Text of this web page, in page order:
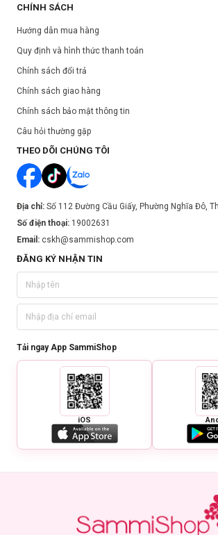
CHÍNH SÁCH
Hướng dẫn mua hàng
Quy định và hình thức thanh toán
Chính sách đổi trả
Chính sách giao hàng
Chính sách bảo mật thông tin
Câu hỏi thường gặp
THEO DÕI CHÚNG TÔI
Địa chỉ: Số 112 Đường Cầu Giấy, Phường Nghĩa Đô,
Số điện thoại: 19002631
Email: cskh@sammishop.com
ĐĂNG KÝ NHẬN TIN
Tải ngay App SammiShop
iOS